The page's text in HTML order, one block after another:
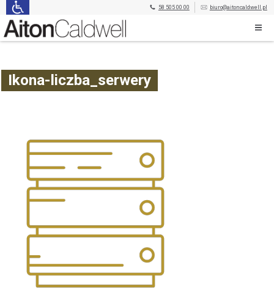
58 505 00 00 biuro@aitoncaldwell.pl
Ikona-liczba_serwery